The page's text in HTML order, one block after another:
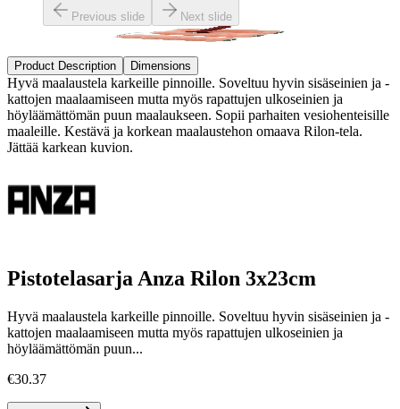
Previous slide Next slide
Product Description Dimensions
Hyvä maalaustela karkeille pinnoille. Soveltuu hyvin sisäseinien ja -
kattojen maalaamiseen mutta myös rapattujen ulkoseinien ja
höyläämättömän puun maalaukseen. Sopii parhaiten vesiohenteisille
maaleille. Kestävä ja korkean maalaustehon omaava Rilon-tela.
Jättää karkean kuvion.
Pistotelasarja Anza Rilon 3x23cm
Hyvä maalaustela karkeille pinnoille. Soveltuu hyvin sisäseinien ja -
kattojen maalaamiseen mutta myös rapattujen ulkoseinien ja
höyläämättömän puun...
€30.37